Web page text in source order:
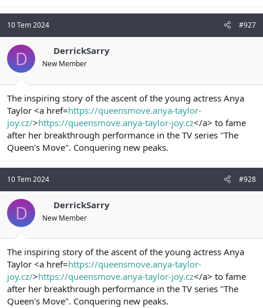
10 Tem 2024 #927
D DerrickSarry
New Member
The inspiring story of the ascent of the young actress Anya
Taylor <a href=https://queensmove.anya-taylor-
joy.cz/>https://queensmove.anya-taylor-joy.cz</a> to fame
after her breakthrough performance in the TV series "The
Queen's Move". Conquering new peaks.
10 Tem 2024 #928
D DerrickSarry
New Member
The inspiring story of the ascent of the young actress Anya
Taylor <a href=https://queensmove.anya-taylor-
joy.cz/>https://queensmove.anya-taylor-joy.cz</a> to fame
after her breakthrough performance in the TV series "The
Queen's Move". Conquering new peaks.